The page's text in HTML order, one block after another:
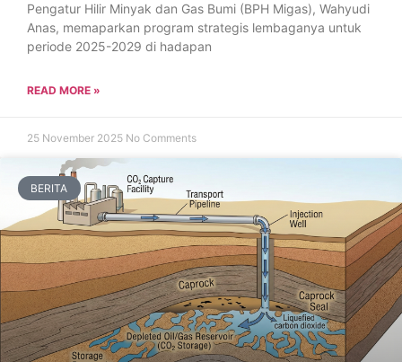
Pengatur Hilir Minyak dan Gas Bumi (BPH Migas), Wahyudi
Anas, memaparkan program strategis lembaganya untuk
periode 2025-2029 di hadapan
READ MORE »
25 November 2025 No Comments
BERITA